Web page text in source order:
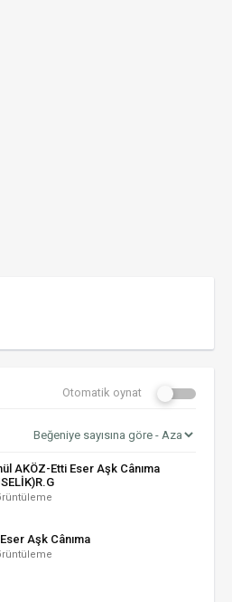
Otomatik oynat
AKÖZ-Etti Eser Aşk Cânıma
Aşk Cânıma